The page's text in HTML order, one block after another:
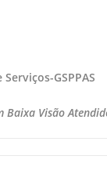
GSPPAS
Visão